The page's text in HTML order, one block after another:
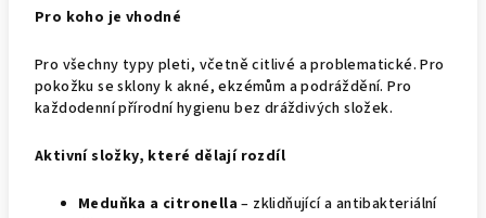
Pro koho je vhodné
Pro všechny typy pleti, včetně citlivé a problematické. Pro
pokožku se sklony k akné, ekzémům a podráždění. Pro
každodenní přírodní hygienu bez dráždivých složek.
Aktivní složky, které dělají rozdíl
Meduňka a citronella – zklidňující a antibakteriální